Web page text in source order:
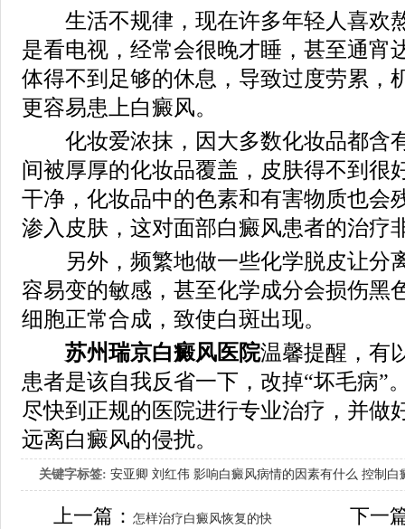
生活不规律，现在许多年轻人喜欢
是看电视，经常会很晚才睡，甚至通宵
体得不到足够的休息，导致过度劳累，
更容易患上白癜风。
化妆爱浓抹，因大多数化妆品都含
间被厚厚的化妆品覆盖，皮肤得不到很
干净，化妆品中的色素和有害物质也会
渗入皮肤，这对面部白癜风患者的治疗
另外，频繁地做一些化学脱皮让分
容易变的敏感，甚至化学成分会损伤黑
细胞正常合成，致使白斑出现。
苏州瑞京白癜风医院温馨提醒，有
患者是该自我反省一下，改掉“坏毛病”
尽快到正规的医院进行专业治疗，并做
远离白癜风的侵扰。
关键字标签: 安亚卿 刘红伟 影响白癜风病情的因素有什么 控制白
女生应该如何治疗呢
上一篇：怎样治疗白癜风恢复的快 下一